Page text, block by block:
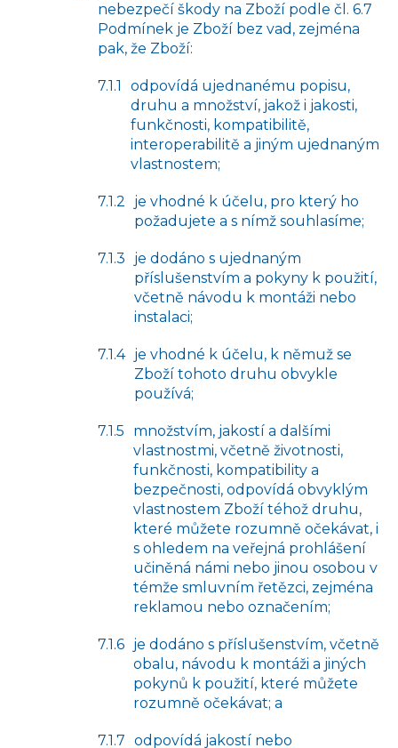
nebezpečí škody na Zboží podle čl. 6.7
Podmínek je Zboží bez vad, zejména
pak, že Zboží:
odpovídá ujednanému popisu,
druhu a množství, jakož i jakosti,
funkčnosti, kompatibilitě,
interoperabilitě a jiným ujednaným
vlastnostem;
je vhodné k účelu, pro který ho
požadujete a s nímž souhlasíme;
je dodáno s ujednaným
příslušenstvím a pokyny k použití,
včetně návodu k montáži nebo
instalaci;
je vhodné k účelu, k němuž se
Zboží tohoto druhu obvykle
používá;
množstvím, jakostí a dalšími
vlastnostmi, včetně životnosti,
funkčnosti, kompatibility a
bezpečnosti, odpovídá obvyklým
vlastnostem Zboží téhož druhu,
které můžete rozumně očekávat, i
s ohledem na veřejná prohlášení
učiněná námi nebo jinou osobou v
témže smluvním řetězci, zejména
reklamou nebo označením;
je dodáno s příslušenstvím, včetně
obalu, návodu k montáži a jiných
pokynů k použití, které můžete
rozumně očekávat; a
odpovídá jakostí nebo